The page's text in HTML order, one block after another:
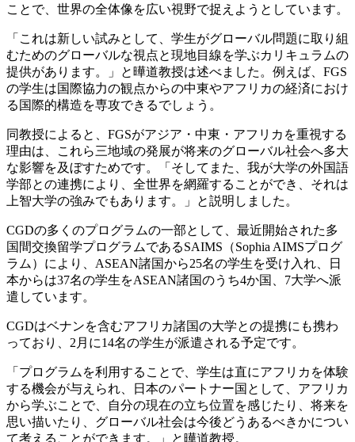
ことで、世界の全体像を広い視野で捉えようとしています。
「これは新しい試みとして、学生がグローバル問題に取り組
むためのグローバルな視点と現地目線を学ぶカリキュラムの
提供があります。」と曄道教授は述べました。例えば、FGS
の学生は国際協力の観点からの中東やアフリカの経済におけ
る国際的構造を専攻できるでしょう。
同教授によると、FGSがアジア・中東・アフリカを重視する
理由は、これら三地域の発展が将来のグローバル社会へ多大
な影響を及ぼすためです。「そしてまた、我が大学の外国語
学部との連携により、全世界を網羅することができ、それは
上智大学の強みでもあります。」と説明しました。
CGDの多くのプログラムの一部として、最近開始された多
国間交換留学プログラムであるSAIMS（Sophia AIMSプログ
ラム）により、ASEAN諸国から25名の学生を受け入れ、日
本からは37名の学生をASEAN諸国のうち4か国、7大学へ派
遣しています。
CGDはベナンを含むアフリカ諸国の大学との提携にも携わ
っており、2月に14名の学生が派遣される予定です。
「プログラムを利用することで、学生は直にアフリカを体験
する機会が与えられ、日本のパートナー国として、アフリカ
から学ぶことで、自分の現在の立ち位置を感じたり、将来を
思い描いたり、グローバル社会は今後どうあるべきかについ
て考えることができます。」と曄道教授。